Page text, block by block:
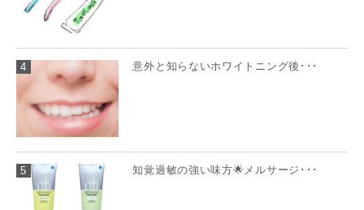
4 意外と知らないホワイトニング後･･･
5 知覚過敏の強い味方🌟メルサージ･･･